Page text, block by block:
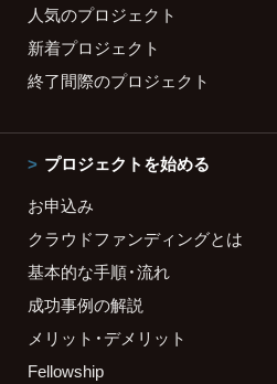
人気のプロジェクト
新着プロジェクト
終了間際のプロジェクト
プロジェクトを始める
お申込み
クラウドファンディングとは
基本的な手順・流れ
成功事例の解説
メリット・デメリット
Fellowship